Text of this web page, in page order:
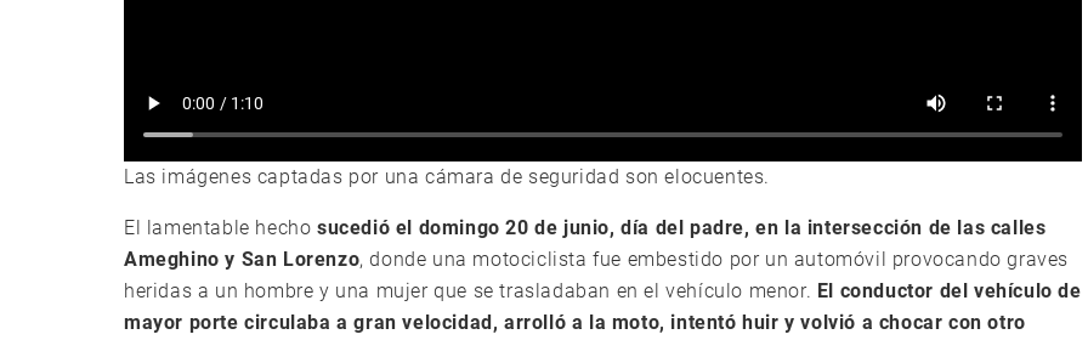
Las imágenes captadas por una cámara de seguridad son elocuentes.
El lamentable hecho sucedió el domingo 20 de junio, día del padre, en la intersección de las calles
Ameghino y San Lorenzo, donde una motociclista fue embestido por un automóvil provocando graves
heridas a un hombre y una mujer que se trasladaban en el vehículo menor. El conductor del vehículo de
mayor porte circulaba a gran velocidad, arrolló a la moto, intentó huir y volvió a chocar con otro